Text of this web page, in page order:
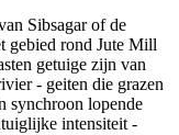
Sibsagar of de
gebied rond Jute Mill
getuige zijn van
- geiten die grazen
synchroon lopende
intensiteit -